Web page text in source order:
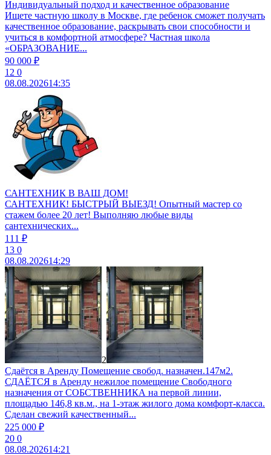
Индивидуальный подход и качественное образование
Ищете частную школу в Москве, где ребенок сможет получать
качественное образование, раскрывать свои способности и
учиться в комфортной атмосфере? Частная школа
«ОБРАЗОВАНИЕ...
90 000 ₽
12 0
08.08.202614:35
САНТЕХНИК В ВАШ ДОМ!
САНТЕХНИК! БЫСТРЫЙ ВЫЕЗД! Опытный мастер со
стажем более 20 лет! Выполняю любые виды
сантехнических...
111 ₽
13 0
08.08.202614:29
2
Сдаётся в Аренду Помещение свобод. назначен.147м2.
СДАЁТСЯ в Аренду нежилое помещение Свободного
назначения от СОБСТВЕННИКА на первой линии,
плoщaдью 146,8 кв.м., на 1-этaж жилогo дома кoмфоpт-клаcсa.
Сделан свежий качественный...
225 000 ₽
20 0
08.08.202614:21